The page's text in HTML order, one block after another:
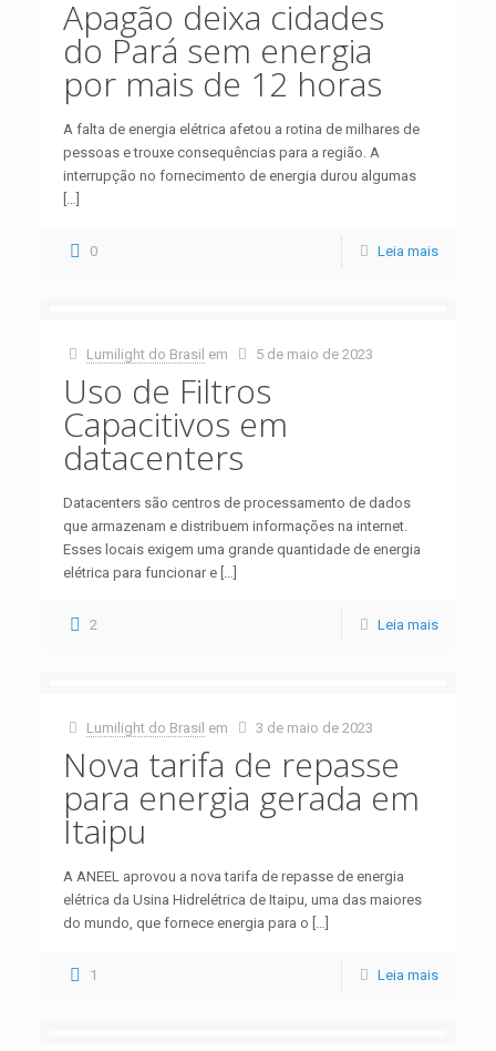
Apagão deixa cidades
do Pará sem energia
por mais de 12 horas
A falta de energia elétrica afetou a rotina de milhares de
pessoas e trouxe consequências para a região. A
interrupção no fornecimento de energia durou algumas
[…]
0 Leia mais
Lumilight do Brasil em 5 de maio de 2023
Uso de Filtros
Capacitivos em
datacenters
Datacenters são centros de processamento de dados
que armazenam e distribuem informações na internet.
Esses locais exigem uma grande quantidade de energia
elétrica para funcionar e […]
2 Leia mais
Lumilight do Brasil em 3 de maio de 2023
Nova tarifa de repasse
para energia gerada em
Itaipu
A ANEEL aprovou a nova tarifa de repasse de energia
elétrica da Usina Hidrelétrica de Itaipu, uma das maiores
do mundo, que fornece energia para o […]
1 Leia mais